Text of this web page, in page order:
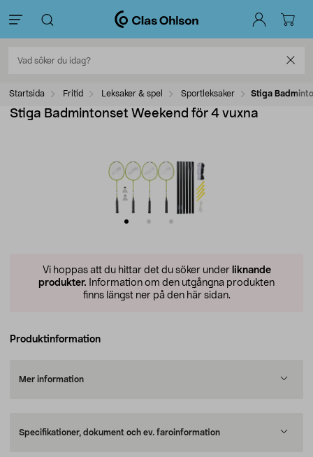
Startsida Fritid Leksaker & spel Sportleksaker Stiga
Stiga Badmintonset Weekend för 4 vuxna
Vi hoppas att du hittar det du söker under liknande
produkter. Information om den utgångna produkten
finns längst ner på den här sidan.
Produktinformation
Mer information
Specifikationer, dokument och ev. faroinformation